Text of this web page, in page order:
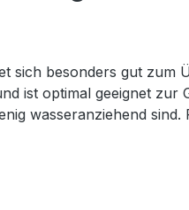
sich besonders gut zum
ist optimal geeignet zur
wasseranziehend sind.